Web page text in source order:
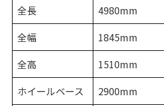
全長
4980mm
全幅
1845mm
全高
1510mm
ホイールベース
2900mm